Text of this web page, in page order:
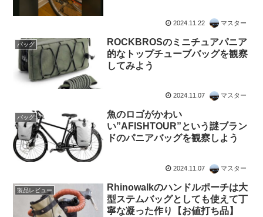
2024.11.22 マスター
バッグ
ROCKBROSのミニチュアパニア
的なトップチューブバッグを観察
してみよう
2024.11.07 マスター
バッグ
魚のロゴがかわい
い”AFISHTOUR”という謎ブラン
ドのパニアバッグを観察しよう
2024.11.07 マスター
製品レビュー
Rhinowalkのハンドルポーチは大
型ステムバッグとしても使えて丁
寧な凝った作り【お値打ち品】